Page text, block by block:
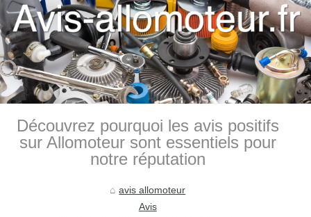
Découvrez pourquoi les avis positifs
sur Allomoteur sont essentiels pour
notre réputation
avis allomoteur
Avis